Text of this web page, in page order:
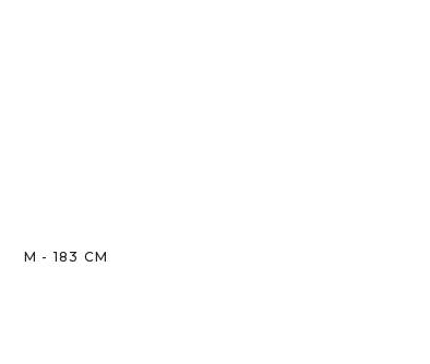
M - 183 CM